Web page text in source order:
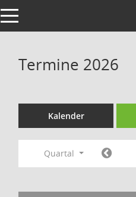
Toggle navigation
Termine 2026
Kalender
Quartal